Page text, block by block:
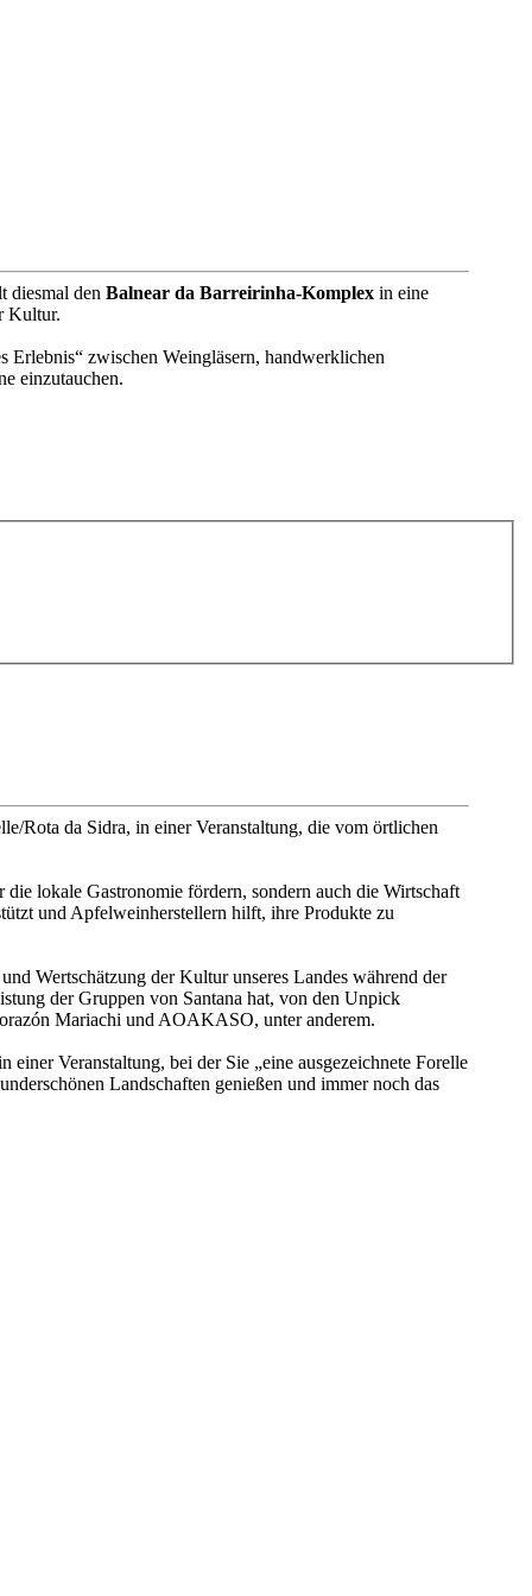
diesmal den Balnear da Barreirinha-Komplex in eine
Kultur.
Erlebnis“ zwischen Weingläsern, handwerklichen
einzutauchen.
Rota da Sidra, in einer Veranstaltung, die vom örtlichen
lokale Gastronomie fördern, sondern auch die Wirtschaft
und Apfelweinherstellern hilft, ihre Produkte zu
Wertschätzung der Kultur unseres Landes während der
der Gruppen von Santana hat, von den Unpick
Mariachi und AOAKASO, unter anderem.
Veranstaltung, bei der Sie „eine ausgezeichnete Forelle
Landschaften genießen und immer noch das